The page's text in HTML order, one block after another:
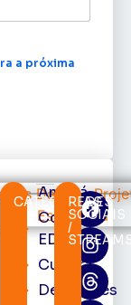
a próxima
CATEGORIAS
Amapá
Cortes
EDcast
Cultura
Destaques
REDES
SOCIAIS
/